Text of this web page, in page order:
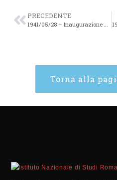
PRECEDENTE
1941/05/28 – Inaugurazione della Nuova Sede 1941 – 3
Torna alla